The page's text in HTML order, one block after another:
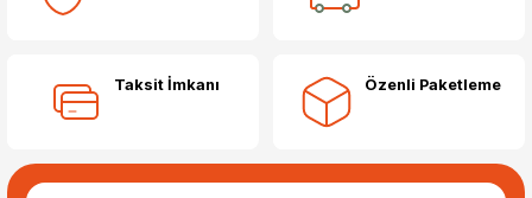
Taksit İmkanı Özenli Paketleme